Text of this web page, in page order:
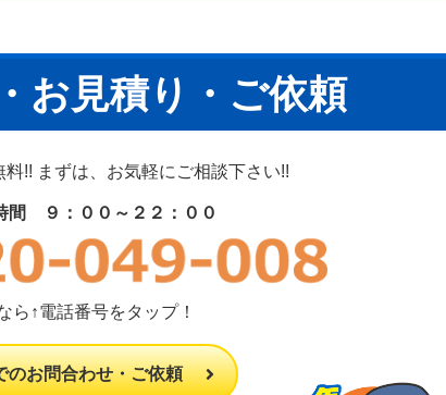
お見積り・ご依頼
!! まずは、お気軽にご相談下さい!!
間 ９：００～２２：００
ら↑電話番号をタップ！
のお問合わせ・ご依頼